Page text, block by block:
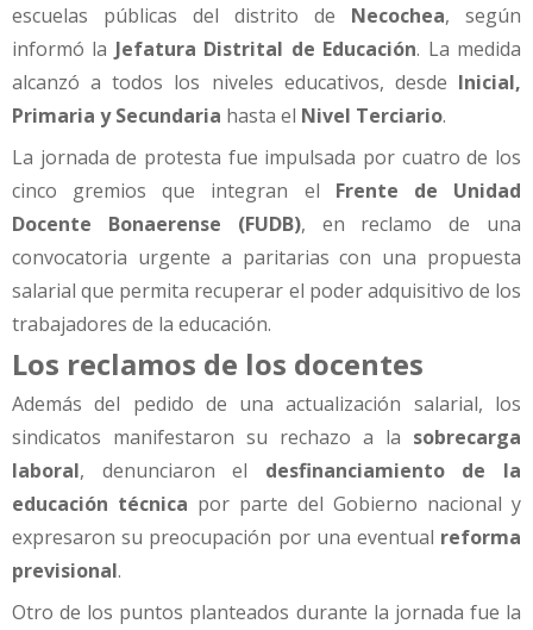
escuelas públicas del distrito de Necochea, según
informó la Jefatura Distrital de Educación. La medida
alcanzó a todos los niveles educativos, desde Inicial,
Primaria y Secundaria hasta el Nivel Terciario.
La jornada de protesta fue impulsada por cuatro de los
cinco gremios que integran el Frente de Unidad
Docente Bonaerense (FUDB), en reclamo de una
convocatoria urgente a paritarias con una propuesta
salarial que permita recuperar el poder adquisitivo de los
trabajadores de la educación.
Los reclamos de los docentes
Además del pedido de una actualización salarial, los
sindicatos manifestaron su rechazo a la sobrecarga
laboral, denunciaron el desfinanciamiento de la
educación técnica por parte del Gobierno nacional y
expresaron su preocupación por una eventual reforma
previsional.
Otro de los puntos planteados durante la jornada fue la